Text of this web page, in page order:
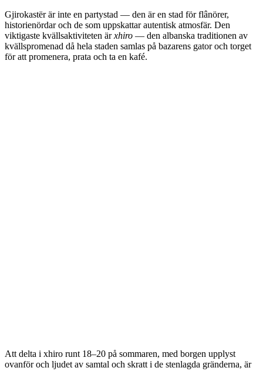
Gjirokastër är inte en partystad — den är en stad för flânörer,
historienördar och de som uppskattar autentisk atmosfär. Den
viktigaste kvällsaktiviteten ärxhiro — den albanska traditionen av
kvällspromenad då hela staden samlas på bazarens gator och torget
för att promenera, prata och ta en kafé.
Att delta i xhiro runt 18–20 på sommaren, med borgen upplyst
ovanför och ljudet av samtal och skratt i de stenlagda gränderna, är